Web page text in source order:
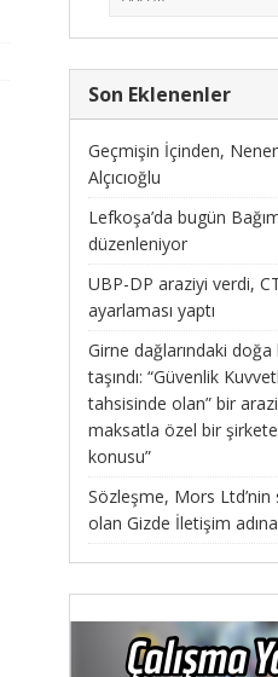
Son Eklenenler
Geçmişin İçinden,
Alçıcıoğlu
Lefkoşa’da bugün
düzenleniyor
UBP-DP araziyi verdi,
ayarlaması yaptı
Girne dağlarındaki
taşındı: “Güvenlik
tahsisinde olan” bir
maksatla özel bir
konusu”
Sözleşme, Mors Ltd’nin
olan Gizde İletişim adına